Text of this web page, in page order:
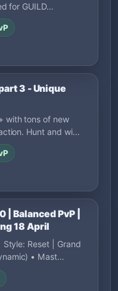
for GUILD…
3 - Unique
with tons of new
Hunt and wi…
| Balanced PvP |
18 April
Style: Reset | Grand
• Mast…